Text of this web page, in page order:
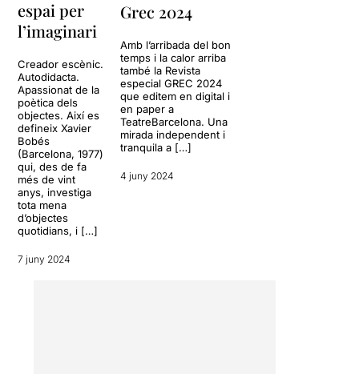
espai per
l’imaginari
Creador escènic.
Autodidacta.
Apassionat de la
poètica dels
objectes. Així es
defineix Xavier
Bobés
(Barcelona, 1977)
qui, des de fa
més de vint
anys, investiga
tota mena
d’objectes
quotidians, i […]
7 juny 2024
Grec 2024
Amb l’arribada del bon
temps i la calor arriba
també la Revista
especial GREC 2024
que editem en digital i
en paper a
TeatreBarcelona. Una
mirada independent i
tranquila a […]
4 juny 2024